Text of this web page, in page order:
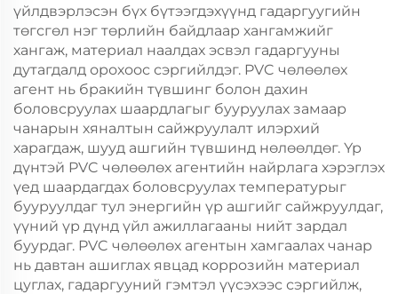
үйлдвэрлэсэн бүх бүтээгдэхүүнд гадаргуугийн
төгсгөл нэг төрлийн байдлаар хангамжийг
хангаж, материал наалдах эсвэл гадаргууны
дутагдалд орохоос сэргийлдэг. PVC чөлөөлөх
агент нь бракийн түвшинг болон дахин
боловсруулах шаардлагыг бууруулах замаар
чанарын хяналтын сайжруулалт илэрхий
харагдаж, шууд ашгийн түвшинд нөлөөлдөг. Үр
дүнтэй PVC чөлөөлөх агентийн найрлага хэрэглэх
үед шаардагдах боловсруулах температурыг
бууруулдаг тул энергийн үр ашгийг сайжруулдаг,
үүний үр дүнд үйл ажиллагааны нийт зардал
буурдаг. PVC чөлөөлөх агентын хамгаалах чанар
нь давтан ашиглах явцад коррозийн материал
цуглах, гадаргууний гэмтэл үүсэхээс сэргийлж,